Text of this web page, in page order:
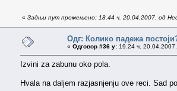
« Задњи пут промењено: 18.44 ч. 20.04.2007. од
Одг: Колико падежа
« Одговор #36 у: 19.24 ч.
Izvini za zabunu oko pola.
Hvala na daljem razjasnjenju ove reci. Sad